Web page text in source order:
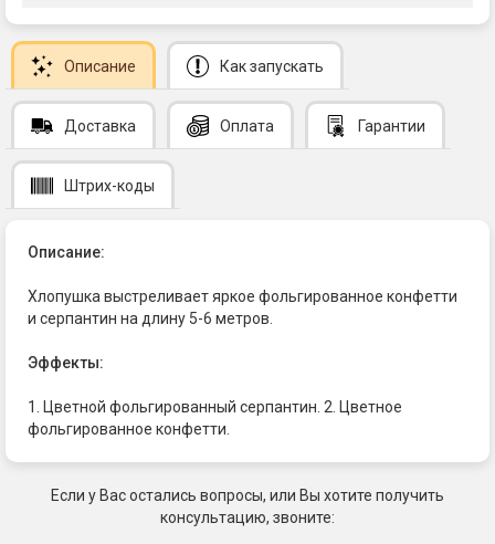
Описание Как запускать
Доставка Оплата Гарантии
Штрих-коды
Описание:
Хлопушка выстреливает яркое фольгированное конфетти
и серпантин на длину 5-6 метров.
Эффекты:
1. Цветной фольгированный серпантин. 2. Цветное
фольгированное конфетти.
Если у Вас остались вопросы, или Вы хотите получить
консультацию, звоните: